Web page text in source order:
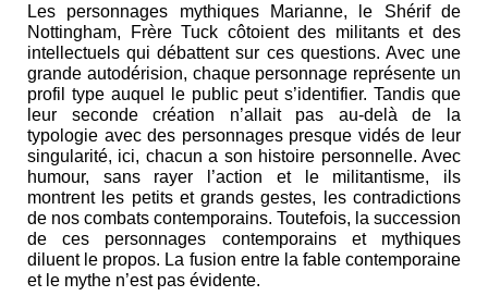
Les personnages mythiques Marianne, le Shérif de
Nottingham, Frère Tuck côtoient des militants et des
intellectuels qui débattent sur ces questions. Avec une
grande autodérision, chaque personnage représente un
profil type auquel le public peut s’identifier. Tandis que
leur seconde création n’allait pas au-delà de la
typologie avec des personnages presque vidés de leur
singularité, ici, chacun a son histoire personnelle. Avec
humour, sans rayer l’action et le militantisme, ils
montrent les petits et grands gestes, les contradictions
de nos combats contemporains. Toutefois, la succession
de ces personnages contemporains et mythiques
diluent le propos. La fusion entre la fable contemporaine
et le mythe n’est pas évidente.